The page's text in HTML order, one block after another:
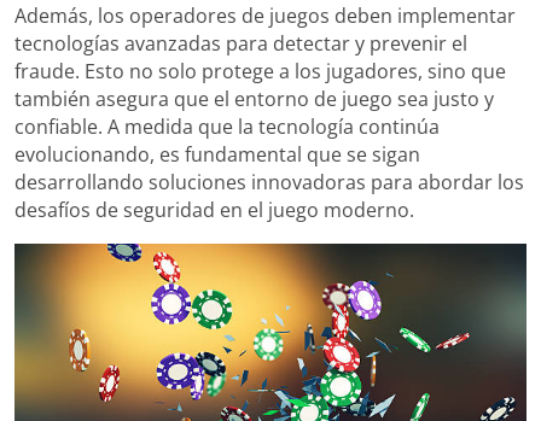
Además, los operadores de juegos deben implementar
tecnologías avanzadas para detectar y prevenir el
fraude. Esto no solo protege a los jugadores, sino que
también asegura que el entorno de juego sea justo y
confiable. A medida que la tecnología continúa
evolucionando, es fundamental que se sigan
desarrollando soluciones innovadoras para abordar los
desafíos de seguridad en el juego moderno.